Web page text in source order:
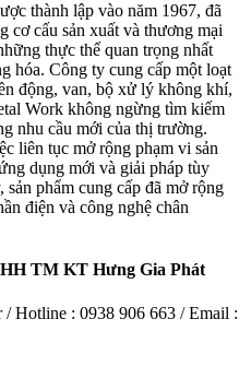
thành lập vào năm 1967, đã
cơ cấu sản xuất và thương mại
thực thể quan trọng nhất
hóa. Công ty cung cấp một loạt
động, van, bộ xử lý không khí,
Work không ngừng tìm kiếm
nhu cầu mới của thị trường.
liên tục mở rộng phạm vi sản
dụng mới và giải pháp tùy
phẩm cung cấp đã mở rộng
điện và công nghệ chân
TM KT Hưng Gia Phát
Hotline : 0938 906 663 / Email :